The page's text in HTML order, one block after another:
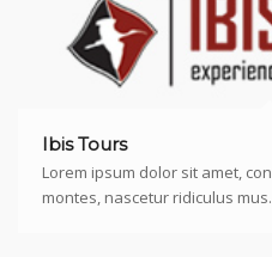
Ibis Tours
Lorem ipsum dolor sit amet,
montes, nascetur ridiculus mus.